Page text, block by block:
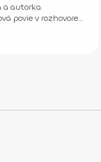
a autorka
povie v rozhovore